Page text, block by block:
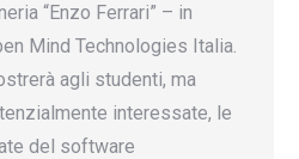
“Enzo Ferrari” – in
Mind Technologies Italia.
agli studenti, ma
interessate, le
del software